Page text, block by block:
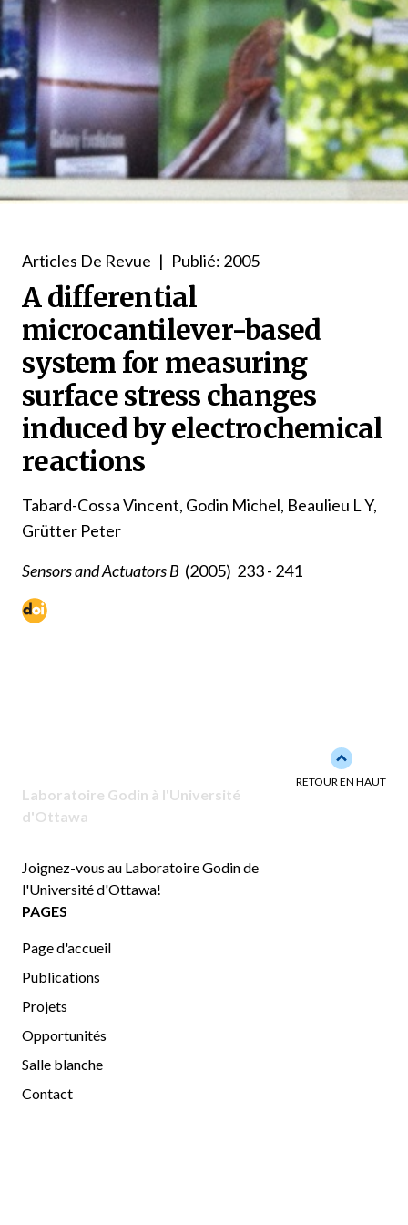
Articles De Revue | Publié: 2005
A differential
microcantilever-based
system for measuring
surface stress changes
induced by electrochemical
reactions
Tabard-Cossa Vincent, Godin Michel, Beaulieu L Y,
Grütter Peter
Sensors and Actuators B (2005) 233 - 241
Laboratoire Godin à l'Université
d'Ottawa
Joignez-vous au Laboratoire Godin de
l'Université d'Ottawa!
PAGES
Page d'accueil
Publications
Projets
Opportunités
Salle blanche
Contact
Back to
RETOUR EN HAUT